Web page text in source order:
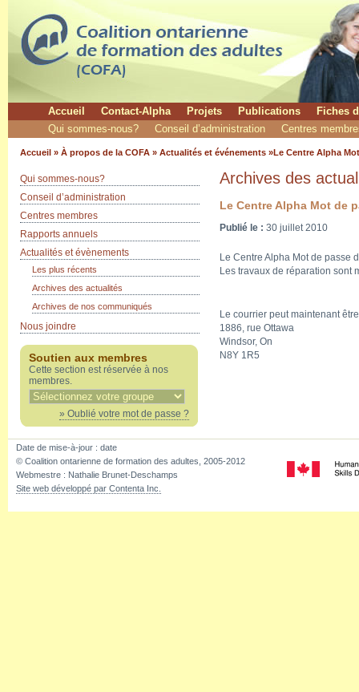
Accueil Contact-Alpha Projets Publications
Fiches
Qui sommes-nous?
Conseil d’administration Centres
Accueil » À propos de la COFA » Actualités et événements »Le Centre Alpha
Qui sommes-nous?
Conseil d’administration
Centres membres
Rapports annuels
Actualités et évènements
Les plus récents
Archives des actualités
Archives de nos communiqués
Nous joindre
Soutien aux membres
Cette section est réservée à nos
membres.
» Oublié votre mot de passe ?
Archives des
Le Centre Alpha Mot de
Publié le : 30 juillet 2010
Le Centre Alpha Mot de passe
Les travaux de réparation sont
Le courrier peut maintenant
1886, rue Ottawa
Windsor, On
N8Y 1R5
Date de mise-à-jour : date
© Coalition ontarienne de formation des adultes, 2005-2012
Webmestre : Nathalie Brunet-Deschamps
Site web développé par Contenta Inc.